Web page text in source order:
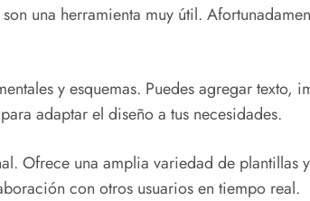
una herramienta muy útil.
y esquemas. Puedes agregar texto,
adaptar el diseño a tus necesidades.
Ofrece una amplia variedad de plantillas
con otros usuarios en tiempo real.